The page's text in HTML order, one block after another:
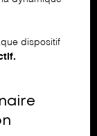
dispositif